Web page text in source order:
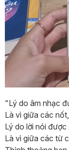
"Lý do âm nhạc
Là vì giữa các
Lý do lời nói
Là vì giữa các từ